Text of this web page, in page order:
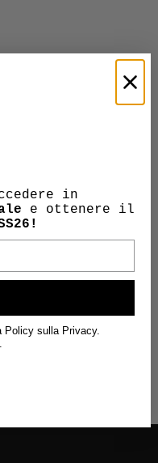
in
e ottenere il
Policy sulla Privacy.